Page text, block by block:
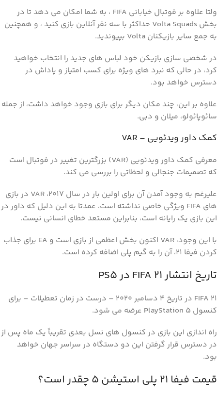
ولتا علاوه بر فوتبال خیابانی FIFA ، به شما امکان می دهد تا در
بخش Volta Squads حداکثر با سه نفر آنلاین بازی کنید ، و همچنین
به جمع سایر بازیکنان Volta بپیوندید.
در شخصی سازی بازیکن خود لباس های جدید را انتخاب خواهید
کرد، در حالی که نبرد های ویژه برای کسب امتیاز و پاداش در
دسترس خواهد بود.
علاوه بر این، چند مکان دیگر برای بازی وجود خواهد داشت، از جمله
سائوپائولو، میلان و دبی.
کمک داور ویدئویی – VAR
معرفی کمک داور ویدئویی (VAR) بزرگترین تغییر در فوتبال
است
که تصمیمات جنجالی و لحظاتی را بررسی می کند.
علیرغم به وجود آمدن آن برای اولین بار در سال 2017، VAR در بازی
های FIFA ویژگی خاصی نداشته است، عمدتا به این دلیل که داور در
این بازی یک رایانه است، بنابراین مستعد خطای انسانی نیست.
با این وجود، VAR اکنون بخش اعظمی از بازی است و EA برای جذاب
کردن فیفا 21، آن را به گیم پلی اضافه کرده است.
تاریخ انتشار FIFA 21 در PS5
FIFA 21 در تاریخ 4 دسامبر 2020 – درست در زمان تعطیلات – برای
کنسول PlayStation 5 عرضه می شود.
راه اندازی این بازی در کنسول های نسل بعدی تقریباً یک ماه پس از
در دسترس قرار گرفتن این دو دستگاه در سراسر جهان خواهد
بود.
قیمت فیفا 21 پلی استیشن 5 چقدر است؟